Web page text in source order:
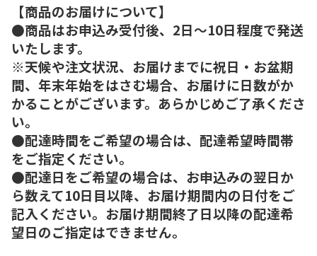
【商品のお届けについて】
●商品はお申込み受付後、2日～10日程度で発送
いたします。
※天候や注文状況、お届けまでに祝日・お盆期
間、年末年始をはさむ場合、お届けに日数がか
かることがございます。あらかじめご了承くださ
い。
●配達時間をご希望の場合は、配達希望時間帯
をご指定ください。
●配達日をご希望の場合は、お申込みの翌日か
ら数えて10日目以降、お届け期間内の日付をご
記入ください。お届け期間終了日以降の配達希
望日のご指定はできません。